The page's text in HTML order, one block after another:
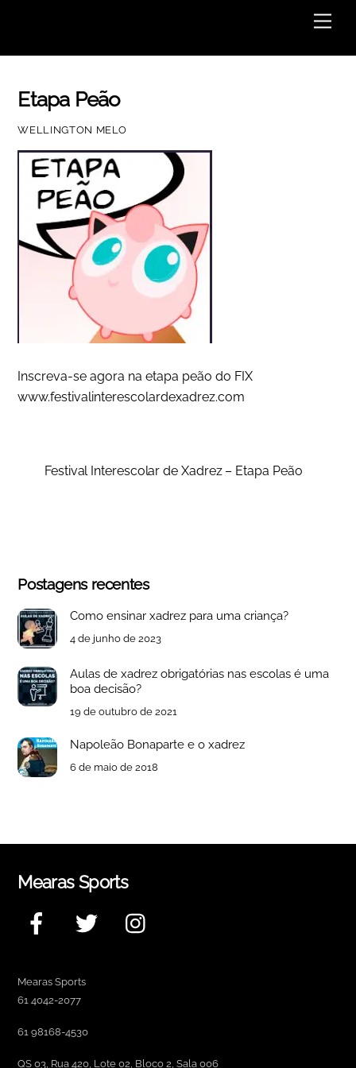
Etapa Peão
WELLINGTON MELO
Inscreva-se agora na etapa peão do FIX
www.festivalinterescolardexadrez.com
Festival Interescolar de Xadrez – Etapa Peão
Postagens recentes
Como ensinar xadrez para uma criança?
4 de junho de 2023
Aulas de xadrez obrigatórias nas escolas é uma
boa decisão?
19 de outubro de 2021
Napoleão Bonaparte e o xadrez
6 de maio de 2018
Mearas Sports
Facebook Twitter
Mearas Sports
61 4042-2077
61 98168-4530
QS 03, Rua 420, Lote 02, Bloco 2, Sala 006